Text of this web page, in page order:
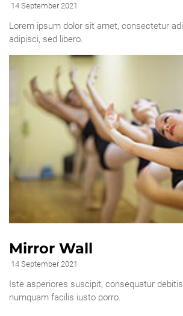
14 September 2021
Lorem ipsum dolor sit amet, consectetur
adipisci, sed libero.
Mirror Wall
14 September 2021
Iste asperiores suscipit, consequatur
numquam facilis iusto porro.